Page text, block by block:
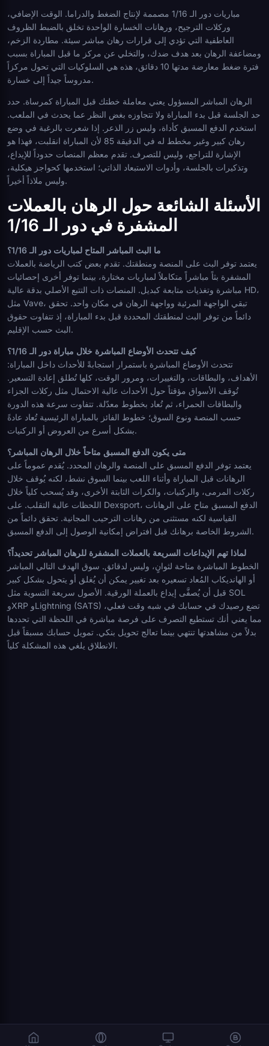
مباريات دور الـ 1/16 مصممة لإنتاج الضغط والدراما. الوقت الإضافي،
وركلات الترجيح، ورهانات الخسارة الواحدة تخلق بالضبط الظروف
العاطفية التي تؤدي إلى قرارات رهان مباشر سيئة. مطاردة الزخم،
ومضاعفة الرهان بعد هدف ضدك، والتخلي عن مركز ما قبل المباراة بسبب
فترة ضغط معارضة مدتها 10 دقائق، هذه هي السلوكيات التي تحول مركزاً
مدروساً جيداً إلى خسارة.
الرهان المباشر المسؤول يعني معاملة خطتك قبل المباراة كمرساة. حدد
حد الجلسة قبل بدء المباراة ولا تتجاوزه بغض النظر عما يحدث في الملعب.
استخدم الدفع المسبق كأداة، وليس زر الذعر. إذا شعرت بالرغبة في وضع
رهان كبير وغير مخطط له في الدقيقة 85 لأن المباراة انقلبت، فهذا هو
الإشارة للتراجع، وليس للتصرف. تقدم معظم المنصات حدوداً للإيداع،
وتذكيرات بالجلسة، وأدوات الاستبعاد الذاتي؛ استخدمها كحواجز هيكلية،
وليس ملاذاً أخيراً.
الأسئلة الشائعة حول الرهان بالعملات
المشفرة في دور الـ 1/16
ما البث المباشر المتاح لمباريات دور الـ 1/16؟
يعتمد توفر البث على المنصة ومنطقتك. تقدم بعض كتب الرياضة بالعملات
المشفرة بثاً مباشراً متكاملاً لمباريات مختارة، بينما توفر أخرى إحصائيات
مباشرة وتغذيات متابعة كبديل. المنصات ذات التتبع الأصلي بدقة عالية HD،
مثل Vave، تبقي الواجهة المرئية وواجهة الرهان في مكان واحد. تحقق
دائماً من توفر البث لمنطقتك المحددة قبل بدء المباراة، إذ تتفاوت حقوق
البث حسب الإقليم.
كيف تتحدث الأوضاع المباشرة خلال مباراة دور الـ 1/16؟
تتحدث الأوضاع المباشرة باستمرار استجابةً للأحداث داخل المباراة:
الأهداف، والبطاقات، والتغييرات، ومرور الوقت، كلها تُطلق إعادة التسعير.
تُوقف الأسواق مؤقتاً حول الأحداث عالية الاحتمال مثل ركلات الجزاء
والبطاقات الحمراء، ثم تُعاد بخطوط معدّلة. تتفاوت سرعة هذه الدورة
حسب المنصة ونوع السوق؛ خطوط الفائز بالمباراة الرئيسية تُعاد عادةً
بشكل أسرع من العروض أو الركنيات.
متى يكون الدفع المسبق متاحاً خلال الرهان المباشر؟
يعتمد توفر الدفع المسبق على المنصة والرهان المحدد. يُقدم عموماً على
الرهانات قبل المباراة وأثناء اللعب بينما السوق نشط، لكنه يُوقف خلال
ركلات المرمى، والركنيات، والكرات الثابتة الأخرى، وقد يُسحب كلياً خلال
اللحظات عالية التقلب. على Dexsport، الدفع المسبق متاح على الرهانات
القياسية لكنه مستثنى من رهانات الترحيب المجانية. تحقق دائماً من
الشروط الخاصة برهانك قبل افتراض إمكانية الوصول إلى الدفع المسبق.
لماذا تهم الإيداعات السريعة بالعملات المشفرة للرهان المباشر تحديداً؟
الخطوط المباشرة متاحة لثوانٍ، وليس لدقائق. سوق الهدف التالي المباشر
أو الهانديكاب المُعاد تسعيره بعد تغيير يمكن أن يُغلق أو يتحول بشكل كبير
قبل أن يُصفَّى إيداع بالعملة الورقية. الأصول سريعة التسوية مثل SOL
وXRP وLightning (SATS) تضع رصيدك في حسابك في شبه وقت فعلي،
مما يعني أنك تستطيع التصرف على فرصة مباشرة في اللحظة التي تحددها
بدلاً من مشاهدتها تنتهي بينما تعالج تحويل بنكي. تمويل حسابك مسبقاً قبل
الانطلاق يلغي هذه المشكلة كلياً.